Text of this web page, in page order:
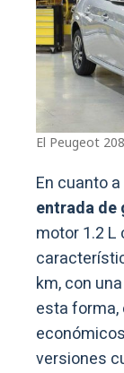
El Peugeot
En cuanto
entrada de
motor 1.2 L
km, con
esta forma,
versiones